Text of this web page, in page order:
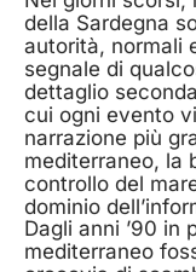
della Sardegna
autorità, normali
segnale di
dettaglio
cui ogni evento
narrazione più
mediterraneo, la
controllo del
dominio
Dagli anni ’90 in
mediterraneo